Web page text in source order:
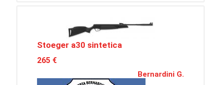
Stoeger a30 sintetica
265 €
Bernardini G.